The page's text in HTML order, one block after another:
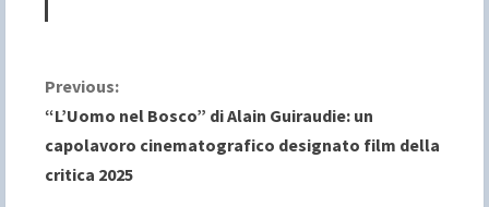
C
o
n
Previous:
“L’Uomo nel Bosco” di Alain Guiraudie: un
capolavoro cinematografico designato film della
critica 2025